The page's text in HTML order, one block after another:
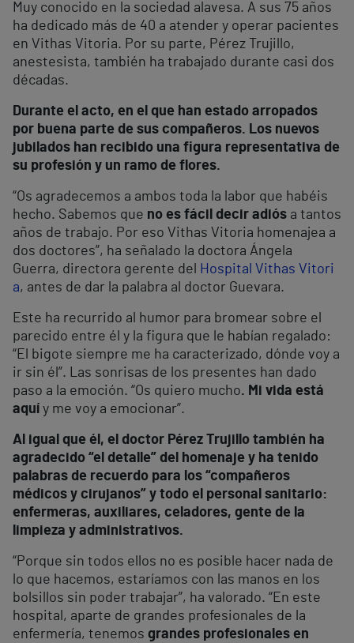
Muy conocido en la sociedad alavesa. A sus 75 años
ha dedicado más de 40 a atender y operar pacientes
en Vithas Vitoria. Por su parte, Pérez Trujillo,
anestesista, también ha trabajado durante casi dos
décadas.
Durante el acto, en el que han estado arropados
por buena parte de sus compañeros. Los nuevos
jubilados han recibido una figura representativa de
su profesión y un ramo de flores.
“Os agradecemos a ambos toda la labor que habéis
hecho. Sabemos que no es fácil decir adiós a tantos
años de trabajo. Por eso Vithas Vitoria homenajea a
dos doctores”, ha señalado la doctora Ángela
Guerra, directora gerente del
Hospital Vithas Vitori
a, antes de dar la palabra al doctor Guevara.
Este ha recurrido al humor para bromear sobre el
parecido entre él y la figura que le habían regalado:
“El bigote siempre me ha caracterizado, dónde voy a
ir sin él”. Las sonrisas de los presentes han dado
paso a la emoción. “Os quiero mucho. Mi vida está
aquí y me voy a emocionar”.
Al igual que él, el doctor Pérez Trujillo también ha
agradecido “el detalle” del homenaje y ha tenido
palabras de recuerdo para los “compañeros
médicos y cirujanos” y todo el personal sanitario:
enfermeras, auxiliares, celadores, gente de la
limpieza y administrativos.
“Porque sin todos ellos no es posible hacer nada de
lo que hacemos, estaríamos con las manos en los
bolsillos sin poder trabajar”, ha valorado. “En este
hospital, aparte de grandes profesionales de la
enfermería, tenemos grandes profesionales en